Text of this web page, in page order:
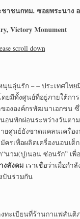
าชนกทม. ซอยพระนาง
Victory Monument
scroll down
นอุ่นรัก – – ประเทศไทย
ดยมีทั้งศูนย์ที่อยู่ภายใต้ก
ององค์กรพัฒนาเอกชน ซึ่
อนพักผ่อนระหว่างวันตา
ยศูนย์ยังขาดแคลนเครื่อ
ครเพื่อผลิตเครื่องนอนเ
นวม(ปู)นอน ซ่อนรัก” เพื่
งสังคม เราเชื่อว่าเมื่อก
ปันร่วมกัน
ทะเบียนที่ร้านกาแฟสันติ